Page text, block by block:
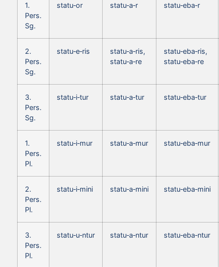
1.
Pers.
Sg.
statu‑or statu‑a‑r statu‑eba‑r
2.
Pers.
Sg.
statu‑e‑ris
statu‑a‑ris,
statu‑a‑re
statu‑eba‑ris,
statu‑eba‑re
3.
Pers.
Sg.
statu‑i‑tur statu‑a‑tur statu‑eba‑tur
1.
Pers.
Pl.
statu‑i‑mur statu‑a‑mur statu‑eba‑mur
2.
Pers.
Pl.
statu‑i‑mini statu‑a‑mini statu‑eba‑mini
3.
Pers.
Pl.
statu‑u‑ntur statu‑a‑ntur statu‑eba‑ntur